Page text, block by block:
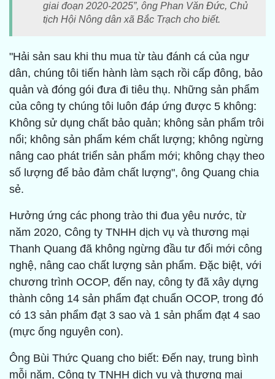
giai đoạn 2020-2025”, ông Phan Văn Đức, Chủ
tịch Hội Nông dân xã Bắc Trạch cho biết.
"Hải sản sau khi thu mua từ tàu đánh cá của ngư
dân, chúng tôi tiến hành làm sạch rồi cấp đông, bảo
quản và đóng gói đưa đi tiêu thụ. Những sản phẩm
của công ty chúng tôi luôn đáp ứng được 5 không:
Không sử dụng chất bảo quản; không sản phẩm trôi
nổi; không sản phẩm kém chất lượng; không ngừng
nâng cao phát triển sản phẩm mới; không chạy theo
số lượng để bảo đảm chất lượng", ông Quang chia
sẻ.
Hưởng ứng các phong trào thi đua yêu nước, từ
năm 2020, Công ty TNHH dịch vụ và thương mại
Thanh Quang đã không ngừng đầu tư đổi mới công
nghệ, nâng cao chất lượng sản phẩm. Đặc biệt, với
chương trình OCOP, đến nay, công ty đã xây dựng
thành công 14 sản phẩm đạt chuẩn OCOP, trong đó
có 13 sản phẩm đạt 3 sao và 1 sản phẩm đạt 4 sao
(mực ống nguyên con).
Ông Bùi Thức Quang cho biết: Đến nay, trung bình
mỗi năm, Công ty TNHH dịch vụ và thương mại